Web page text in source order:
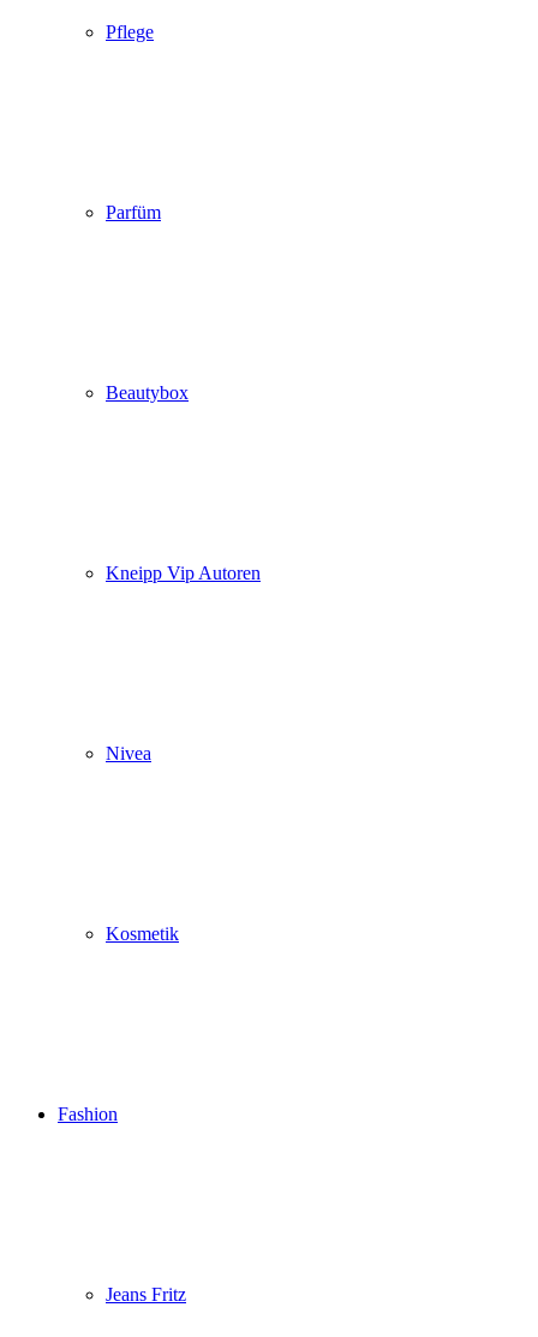
Pflege
Parfüm
Beautybox
Kneipp Vip Autoren
Nivea
Kosmetik
Fashion
Jeans Fritz